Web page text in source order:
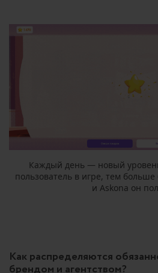
Каждый день — новый
пользователь в игре, тем
и Askona он
Как распределяются
брендом и агентством?